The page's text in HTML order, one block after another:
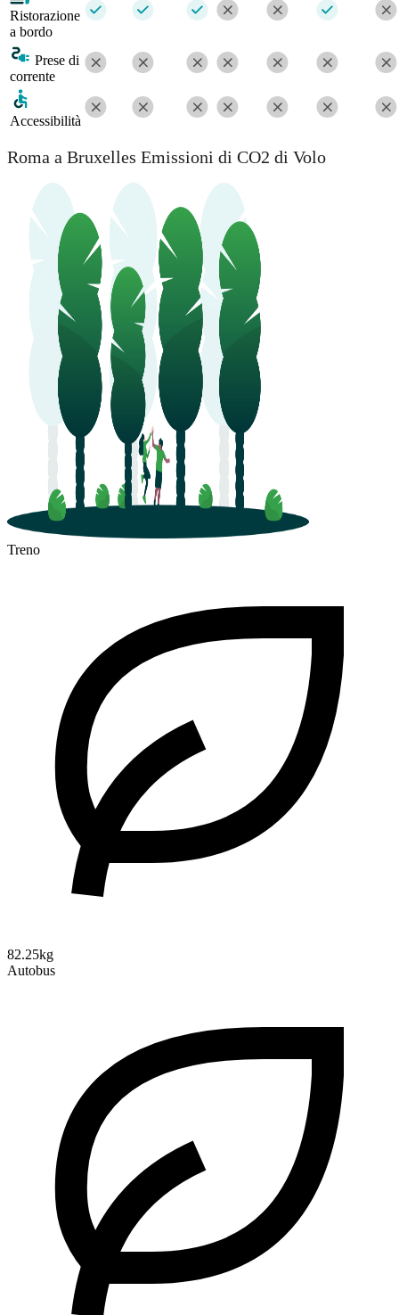
Ristorazione
a bordo
Prese di
corrente
Accessibilità
Roma a Bruxelles Emissioni di CO2 di Volo
Treno
82.25kg
Autobus